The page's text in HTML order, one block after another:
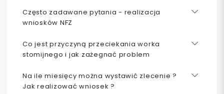
Często zadawane pytania - realizacja
wniosków NFZ
Co jest przyczyną przeciekania worka
stomijnego i jak zażegnać problem
Na ile miesięcy można wystawić zlecenie ?
Jak realizować wniosek ?